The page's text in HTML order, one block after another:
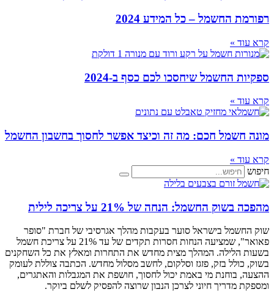
רפורמת החשמל – כל המידע 2024
קרא עוד »
ספקיות החשמל שיחסכו לכם כסף ב-2024
קרא עוד »
מונה חשמל חכם: מה זה וכיצד אפשר לחסוך בחשבון החשמל
קרא עוד »
חיפוש
מהפכה בשוק החשמל: הנחה של 21% על צריכה לילית
שוק החשמל בישראל סוער בעקבות מהלך אגרסיבי של חברת "סופר
פאואר", שמציעה הנחות חסרות תקדים של עד 21% על צריכת חשמל
בשעות הלילה. המהלך מצית מחדש את התחרות ומאלץ את כל השחקנים
בשוק, כולל בזק, פזגז וסלקום, לחשב מסלול מחדש. הכתבה צוללת לעומק
ההצעה, בוחנת מי באמת יכול לחסוך, חושפת את המגבלות והאתגרים,
ומספקת מדריך חיוני לצרכן הנבון שרוצה להפסיק לשלם ביוקר.